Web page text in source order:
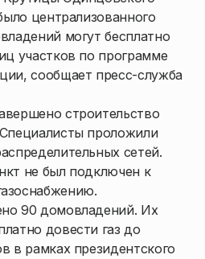
централизованного
могут бесплатно
участков по программе
сообщает пресс-служба
строительство
проложили
сетей.
не был подключен к
90 домовладений. Их
довести газ до
в рамках президентского